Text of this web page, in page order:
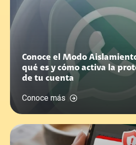
Conoce el Modo
qué es y cómo activa la
de tu cuenta
Conoce más